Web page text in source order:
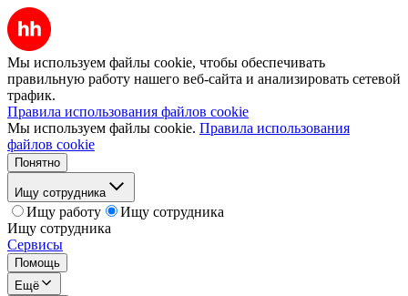
Мы используем файлы cookie, чтобы обеспечивать
правильную работу нашего веб-сайта и анализировать сетевой
трафик.
Правила использования файлов cookie
Мы используем файлы cookie. Правила использования
файлов cookie
Понятно
Ищу сотрудника
Ищу работу
Ищу сотрудника
Ищу сотрудника
Сервисы
Помощь
Ещё